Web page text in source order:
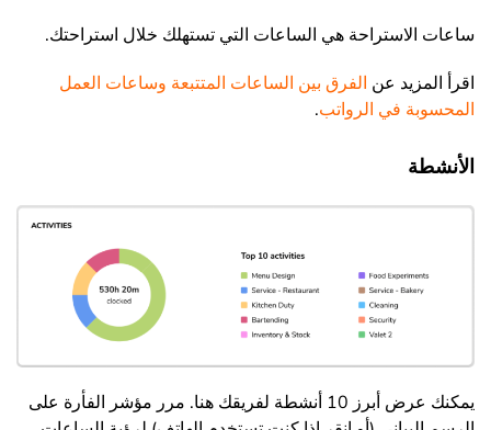
ساعات الاستراحة هي الساعات التي تستهلك خلال استراحتك.
اقرأ المزيد عن الفرق بين الساعات المتتبعة وساعات العمل
المحسوبة في الرواتب.
الأنشطة
يمكنك عرض أبرز 10 أنشطة لفريقك هنا. مرر مؤشر الفأرة على